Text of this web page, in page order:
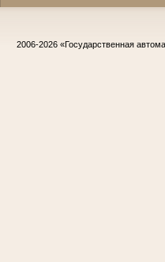
2006-2026 «Государственная